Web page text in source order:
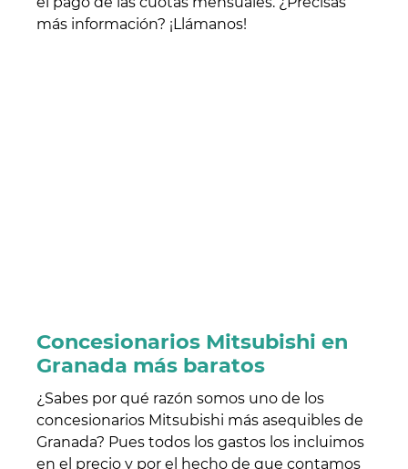
más información? ¡Llámanos!
Concesionarios Mitsubishi en
Granada más baratos
¿Sabes por qué razón somos uno de los
concesionarios Mitsubishi más asequibles de
Granada? Pues todos los gastos los incluimos
en el precio y por el hecho de que contamos